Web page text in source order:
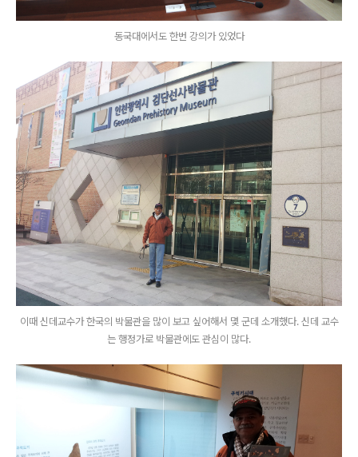
동국대에서도 한번 강의가 있었다
이때 신데교수가 한국의 박물관을 많이 보고 싶어해서 몇 군데 소개했다. 신데 교수
는 행정가로 박물관에도 관심이 많다.